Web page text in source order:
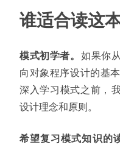
谁适合读这
模式初学者。 如果你
向对象程序设计的基
深入学习模式之前 ，
设计理念和原则。
希望复习模式知识的